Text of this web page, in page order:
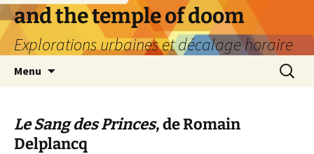
Aller
au
contenu
and the temple of doom
Explorations urbaines et décalage horaire
Menu
Le Sang des Princes, de Romain
Delplancq